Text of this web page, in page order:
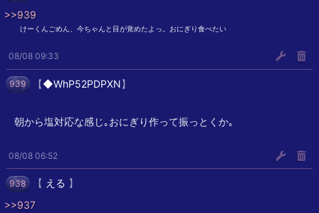
>>939
︎︎ ︎︎けーくんごめん、今ちゃんと目が覚めたよっ。おにぎり食べたい
08/08 09:33
939 【◆WhP52PDPXN】
朝から塩対応な感じ｡おにぎり作って振っとくか｡
08/08 06:52
938 【 える 】
>>937